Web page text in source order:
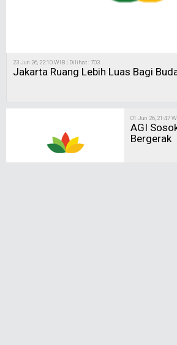
23 Jun 26, 22:10 WIB | Dilihat : 703
Jakarta Ruang Lebih Luas Bagi
01 Jun 26, 21:47
AGI
Bergerak